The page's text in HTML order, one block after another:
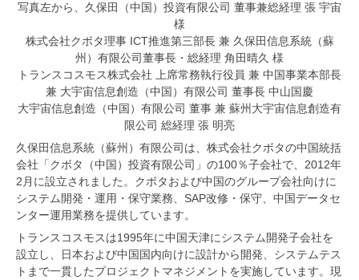
写真左から、久保田（中国）投資有限公司 董事兼総経理 張 宇宙
様
株式会社クボタ理事 ICT推進第三部長 兼 久保田信息系統（蘇
州）有限公司董事長・総経理 角田晴久 様
トランスコスモス株式会社 上席常務執行役員 兼 中国事業本部長
兼 大宇宙信息創造（中国）有限公司 董事長 中山国慶
大宇宙信息創造（中国）有限公司 董事 兼 蘇州大宇宙信息創造有
限公司 総経理 張 明亮
久保田信息系統（蘇州）有限公司は、株式会社クボタの中国統括
会社「クボタ（中国）投資有限公司」の100％子会社で、2012年
2月に設立されました。クボタおよび中国のグループ会社向けに
システム開発・運用・保守業務、SAP改修・保守、中国データセ
ンター運用業務を提供しています。
トランスコスモスは1995年に中国天津にシステム開発子会社を
設立し、日本および中国国内向けに設計から開発、システムテス
トまで一貫したプロジェクトマネジメントを実施しています。現